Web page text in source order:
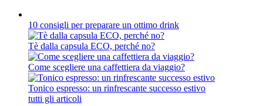
10 consigli per preparare un ottimo drink
Tè dalla capsula ECO, perché no?
Come scegliere una caffettiera da viaggio?
Tonico espresso: un rinfrescante successo estivo
tutti gli articoli